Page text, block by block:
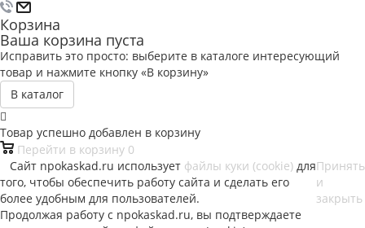
Корзина
Ваша корзина пуста
Исправить это просто: выберите в каталоге интересующий
товар и нажмите кнопку «В корзину»
В каталог
Товар успешно добавлен в корзину
Перейти в корзину 0
Сайт npokaskad.ru использует файлы куки (cookie) для
того, чтобы обеспечить работу сайта и сделать его
более удобным для пользователей.
Продолжая работу с npokaskad.ru, вы подтверждаете
Принять
и
закрыть